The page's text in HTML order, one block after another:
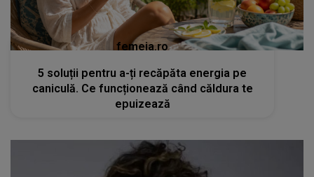
femeia.ro
5 soluții pentru a-ți recăpăta energia pe
caniculă. Ce funcționează când căldura te
epuizează